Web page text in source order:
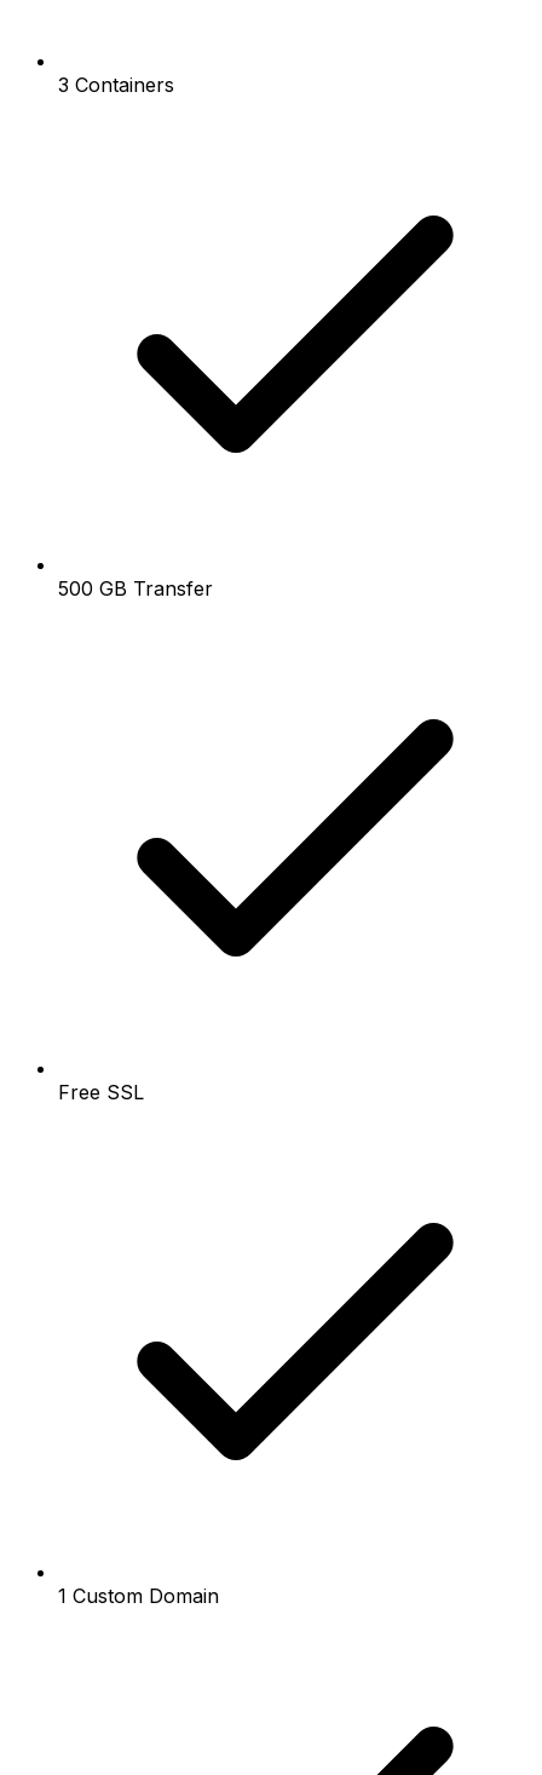
3 Containers
500 GB Transfer
Free SSL
1 Custom Domain